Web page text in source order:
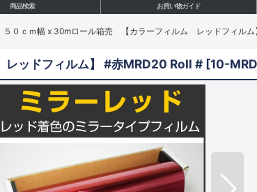
商品検索 お買い物ガイド
０ｃｍ幅 x 30mロール箱売 【カラーフィルム レッドフィルム
ッドフィルム】 #赤MRD20 Roll # [10-